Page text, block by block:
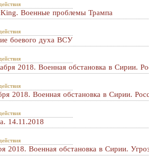
Военные проблемы Трампа
боевого духа ВСУ
2018. Военная обстановка в Сирии.
2018. Военная обстановка в Сирии.
14.11.2018
2018. Военная обстановка в Сирии.